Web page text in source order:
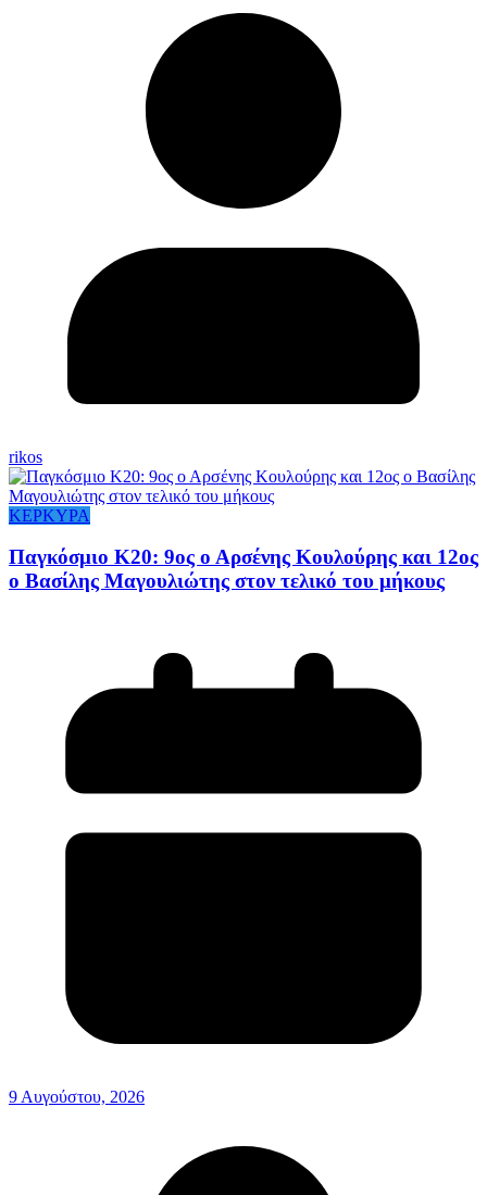
rikos
ΚΕΡΚΥΡΑ
Παγκόσμιο Κ20: 9ος ο Αρσένης Κουλούρης και 12ος
ο Βασίλης Μαγουλιώτης στον τελικό του μήκους
9 Αυγούστου, 2026